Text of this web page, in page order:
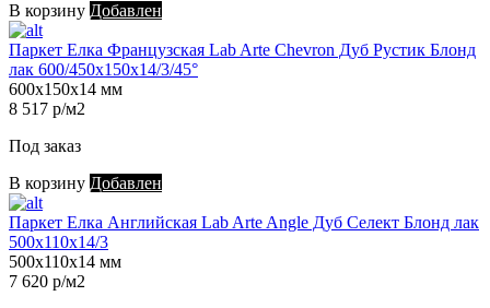
В корзину Добавлен
Паркет Елка Французская Lab Arte Chevron Дуб Рустик Блонд
лак 600/450х150х14/3/45°
600х150х14 мм
8 517 р/м2
Под заказ
В корзину Добавлен
Паркет Елка Английская Lab Arte Angle Дуб Селект Блонд лак
500х110х14/3
500х110х14 мм
7 620 р/м2